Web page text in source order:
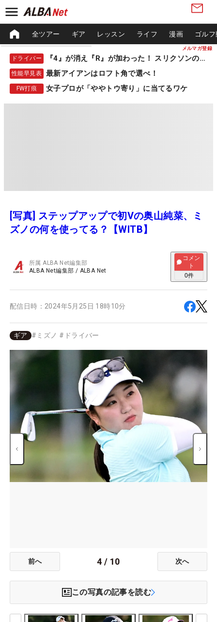
メルマガ登録
全ツアー ギア レッスン ライフ 漫画 ゴル
ドライバー 『4』が消え『R』が加わった！ スリクソンの新作
性能早見表 最新アイアンはロフト角で選べ！
FW打痕 女子プロが「ややトウ寄り」に当てるワケ
[写真] ステップアップで初Vの奥山純菜、ミ
ズノの何を使ってる？【WITB】
所属ALBA Net編集部
ALBA Net編集部 / ALBA Net
コメン
ト
0件
配信日時： 2024年5月25日 18時10分
ギア # ミズノ # ドライバー
前へ 4 / 10 次へ
この写真の記事を読む